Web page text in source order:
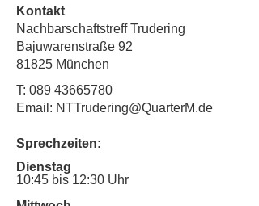
Kontakt
Nachbarschaftstreff Trudering
Bajuwarenstraße 92
81825 München
T: 089 43665780
Email: NTTrudering@QuarterM.de
Sprechzeiten:
Dienstag
10:45 bis 12:30 Uhr